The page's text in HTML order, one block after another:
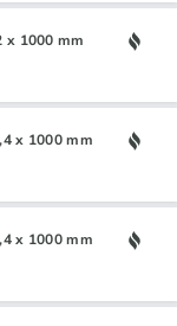
x 1000 mm
x 1000 mm
x 1000 mm